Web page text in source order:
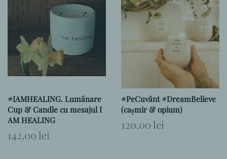
#IAMHEALING. Lumânare
Cup & Candle cu mesajul I
AM HEALING
Preț
obișnuit
142,00 lei
#PeCuvânt #DreamBelieve
(cașmir & opium)
Preț
obișnuit
120,00 lei